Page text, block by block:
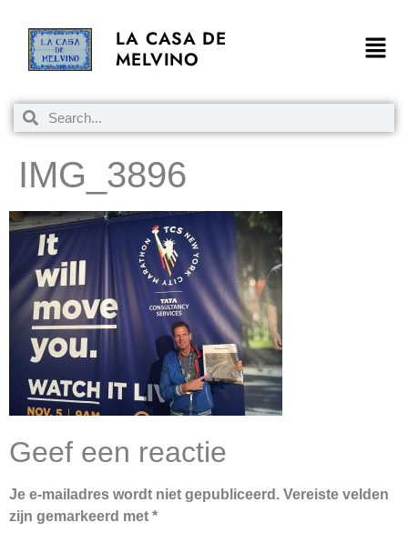
LA CASA DE
MELVINO
IMG_3896
Geef een reactie
Je e-mailadres wordt niet gepubliceerd. Vereiste velden
zijn gemarkeerd met *